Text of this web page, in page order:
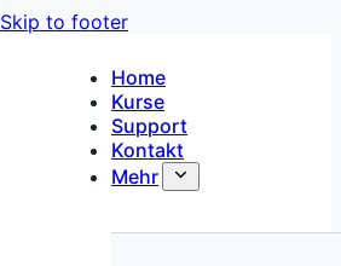
Skip to footer
Home
Kurse
Support
Kontakt
Mehr